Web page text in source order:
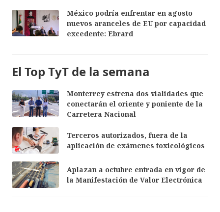
México podría enfrentar en agosto
nuevos aranceles de EU por capacidad
excedente: Ebrard
El Top TyT de la semana
Monterrey estrena dos vialidades que
conectarán el oriente y poniente de la
Carretera Nacional
Terceros autorizados, fuera de la
aplicación de exámenes toxicológicos
Aplazan a octubre entrada en vigor de
la Manifestación de Valor Electrónica